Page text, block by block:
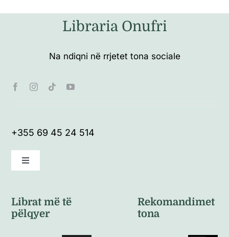
Libraria Onufri
Na ndiqni në rrjetet tona sociale
+355 69 45 24 514
Toggle
Politikat e kthimeve
Librat më të
pëlqyer
Rekomandimet
tona